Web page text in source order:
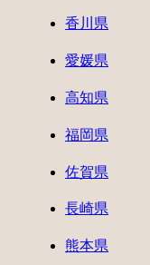
香川県
愛媛県
高知県
福岡県
佐賀県
長崎県
熊本県